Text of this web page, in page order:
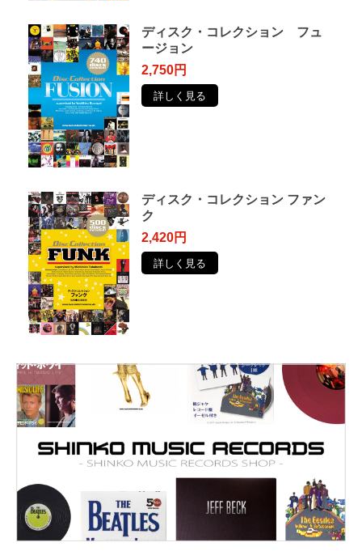
ディスク・コレクション フュ
ージョン
2,750円
詳しく見る
ディスク・コレクション ファン
ク
2,420円
詳しく見る